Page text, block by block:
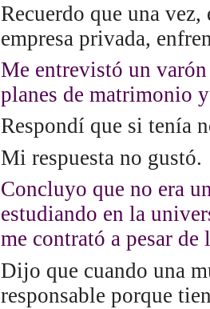
Recuerdo que una
empresa privada,
Me entrevistó un
planes de matrimonio
Respondí que si tenía
Mi respuesta no gustó.
Concluyo que no era
estudiando en la
me contrató a pesar
Dijo que cuando una
responsable porque